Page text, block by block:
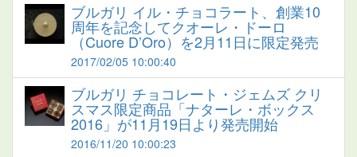
ブルガリ イル・チョコラート、創業10
周年を記念してクオーレ・ドーロ
（Cuore D’Oro）を2月11日に限定発売
2017/02/05 10:00:40
ブルガリ チョコレート・ジェムズ クリ
スマス限定商品「ナターレ・ボックス
2016」が11月19日より発売開始
2016/11/20 10:00:23